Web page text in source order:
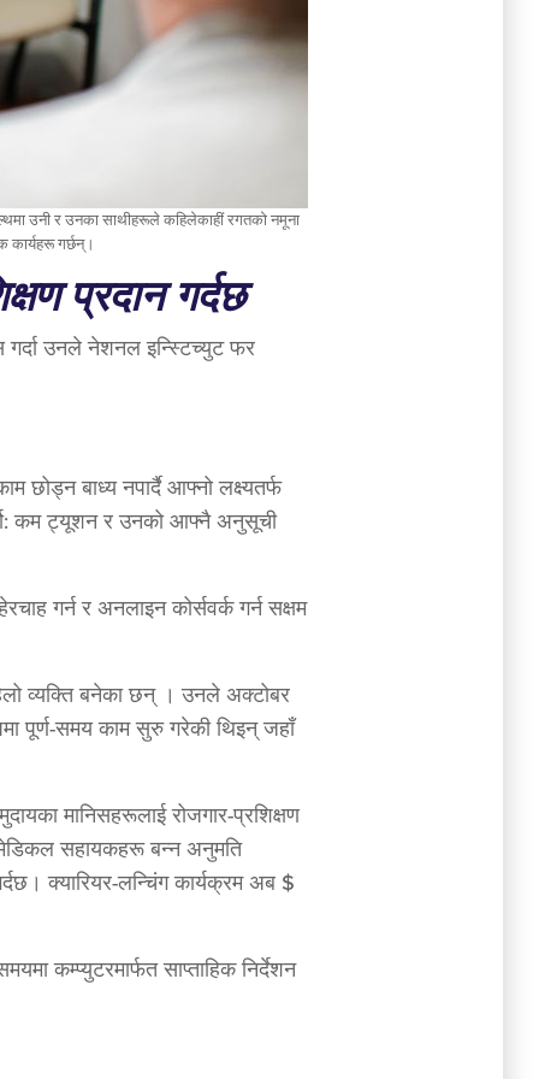
उनी र उनका साथीहरूले कहिलेकाहीं रगतको नमूना
कार्यहरू गर्छन्।
प्रदान गर्दछ
गर्दा उनले नेशनल इन्स्टिच्युट फर
छोड्न बाध्य नपार्दै आफ्नो लक्ष्यतर्फ
कम ट्यूशन र उनको आफ्नै अनुसूची
गर्न र अनलाइन कोर्सवर्क गर्न सक्षम
व्यक्ति बनेका छन् । उनले अक्टोबर
पूर्ण-समय काम सुरु गरेकी थिइन् जहाँ
मानिसहरूलाई रोजगार-प्रशिक्षण
मेडिकल सहायकहरू बन्न अनुमति
क्यारियर-लन्चिंग कार्यक्रम अब $
कम्प्युटरमार्फत साप्ताहिक निर्देशन